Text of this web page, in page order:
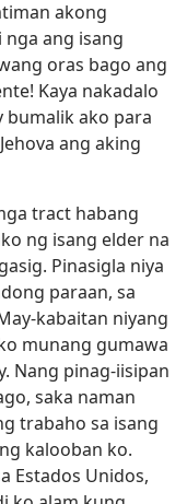
akong
nga ang isang
oras bago ang
Kaya nakadalo
bumalik ako para
ang aking
tract habang
ng isang elder na
Pinasigla niya
paraan, sa
kabaitan niyang
munang gumawa
Nang pinag-iisipan
saka naman
trabaho sa isang
kalooban ko.
Estados Unidos,